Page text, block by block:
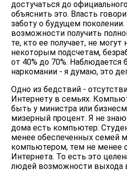
достучаться до
объяснить это. Власть
заботу о будущем
возможности получить
те, кто ее получает, не могут
некоторым подсчетам,
от 40% до 70%. Наблюдается
наркомании - я думаю, это
Одно из бедствий -
Интернету в семьях.
быть у министра или
мизерный процент. Я не знаю
дома есть компьютер.
менее обеспеченных семей
компьютером, тем не менее
Интернета. То есть это
людей возможности выхода